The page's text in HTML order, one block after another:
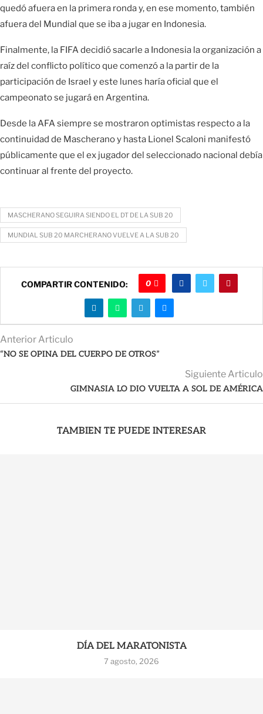
quedó afuera en la primera ronda y, en ese momento, también
afuera del Mundial que se iba a jugar en Indonesia.
Finalmente, la FIFA decidió sacarle a Indonesia la organización a
raíz del conflicto político que comenzó a la partir de la
participación de Israel y este lunes haría oficial que el
campeonato se jugará en Argentina.
Desde la AFA siempre se mostraron optimistas respecto a la
continuidad de Mascherano y hasta Lionel Scaloni manifestó
públicamente que el ex jugador del seleccionado nacional debía
continuar al frente del proyecto.
MASCHERANO SEGUIRA SIENDO EL DT DE LA SUB 20
MUNDIAL SUB 20 MARCHERANO VUELVE A LA SUB 20
COMPARTIR CONTENIDO: 0
Anterior Articulo
“NO SE OPINA DEL CUERPO DE OTROS”
Siguiente Articulo
GIMNASIA LO DIO VUELTA A SOL DE AMÉRICA
TAMBIEN TE PUEDE INTERESAR
DÍA DEL MARATONISTA
7 agosto, 2026